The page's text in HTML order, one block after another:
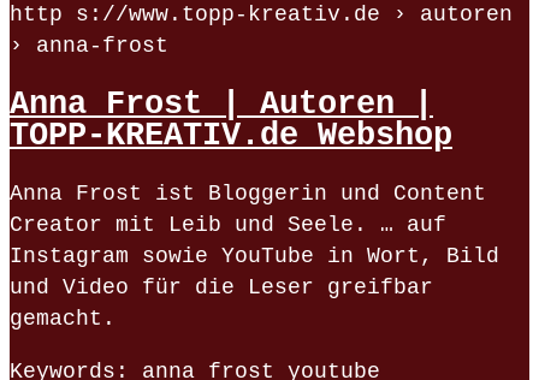
http s://www.topp-kreativ.de › autoren
› anna-frost
Anna Frost | Autoren |
TOPP-KREATIV.de Webshop
Anna Frost ist Bloggerin und Content
Creator mit Leib und Seele. … auf
Instagram sowie YouTube in Wort, Bild
und Video für die Leser greifbar
gemacht.
Keywords: anna frost youtube